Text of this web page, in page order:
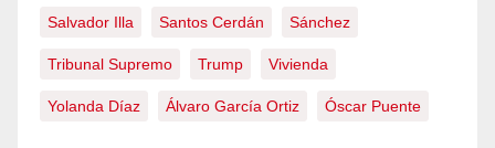
Salvador Illa Santos Cerdán Sánchez
Tribunal Supremo Trump Vivienda
Yolanda Díaz Álvaro García Ortiz Óscar Puente